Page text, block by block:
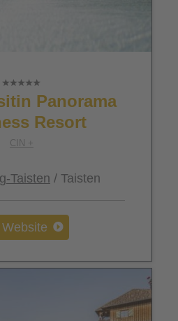
Panorama
Resort
CIN +
Taisten / Taisten